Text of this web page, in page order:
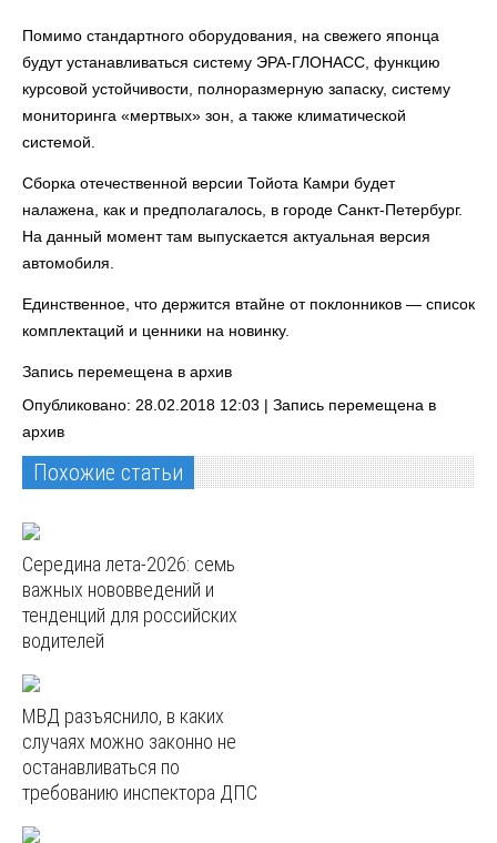
Помимо стандартного оборудования, на свежего японца
будут устанавливаться систему ЭРА-ГЛОНАСС, функцию
курсовой устойчивости, полноразмерную запаску, систему
мониторинга «мертвых» зон, а также климатической
системой.
Сборка отечественной версии Тойота Камри будет
налажена, как и предполагалось, в городе Санкт-Петербург.
На данный момент там выпускается актуальная версия
автомобиля.
Единственное, что держится втайне от поклонников — список
комплектаций и ценники на новинку.
Запись перемещена в архив
Опубликовано: 28.02.2018 12:03 | Запись перемещена в
архив
Похожие статьи
Середина лета-2026: семь
важных нововведений и
тенденций для российских
водителей
МВД разъяснило, в каких
случаях можно законно не
останавливаться по
требованию инспектора ДПС